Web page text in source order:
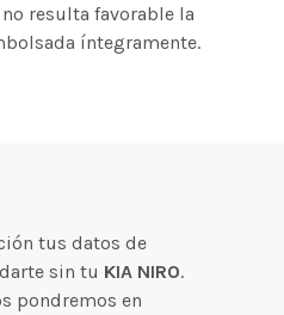
resulta favorable la
íntegramente.
tus datos de
sin tu KIA NIRO.
pondremos en